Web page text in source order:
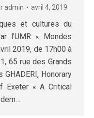
admin avril 4, 2019
et cultures du
l’UMR « Mondes
2019, de 17h00 à
65 rue des Grands
Honorary
Exeter « A Critical